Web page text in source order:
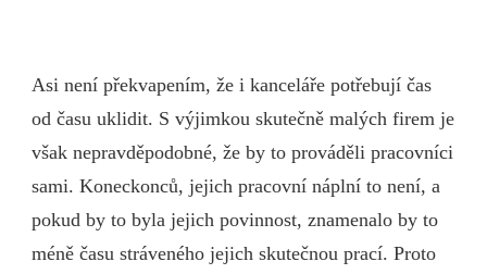
Asi není překvapením, že i kanceláře potřebují čas
od času uklidit. S výjimkou skutečně malých firem je
však nepravděpodobné, že by to prováděli pracovníci
sami. Koneckonců, jejich pracovní náplní to není, a
pokud by to byla jejich povinnost, znamenalo by to
méně času stráveného jejich skutečnou prací. Proto